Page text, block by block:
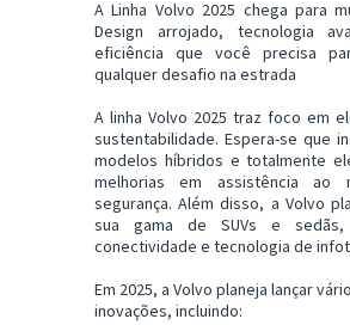
A Linha Volvo 2025 chega para
Design arrojado, tecnologia
eficiência que você precisa
qualquer desafio na estrada
A linha Volvo 2025 traz foco em
sustentabilidade. Espera-se que
modelos híbridos e totalmente
melhorias em assistência ao
segurança. Além disso, a Volvo
sua gama de SUVs e sedãs,
conectividade e tecnologia de
Em 2025, a Volvo planeja lançar
inovações, incluindo: